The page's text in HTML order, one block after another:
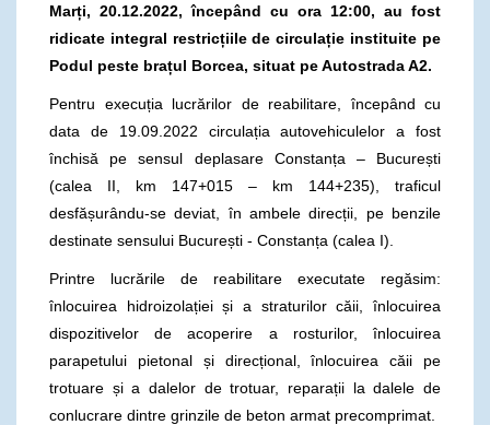
Marți, 20.12.2022, începând cu ora 12:00, au fost
ridicate integral restricțiile de circulație instituite pe
Podul peste brațul Borcea, situat pe Autostrada A2.
Pentru execuția lucrărilor de reabilitare, începând cu
data de 19.09.2022 circulația autovehiculelor a fost
închisă pe sensul deplasare Constanța – București
(calea II, km 147+015 – km 144+235), traficul
desfășurându-se deviat, în ambele direcții, pe benzile
destinate sensului București - Constanța (calea I).
Printre lucrările de reabilitare executate regăsim:
înlocuirea hidroizolației și a straturilor căii, înlocuirea
dispozitivelor de acoperire a rosturilor, înlocuirea
parapetului pietonal și direcțional, înlocuirea căii pe
trotuare și a dalelor de trotuar, reparații la dalele de
conlucrare dintre grinzile de beton armat precomprimat.